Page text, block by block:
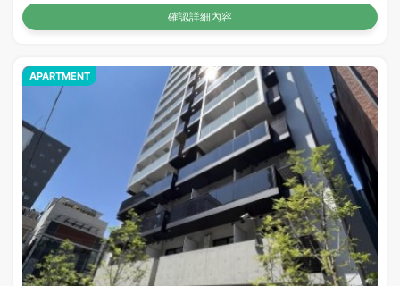
確認詳細內容
APARTMENT